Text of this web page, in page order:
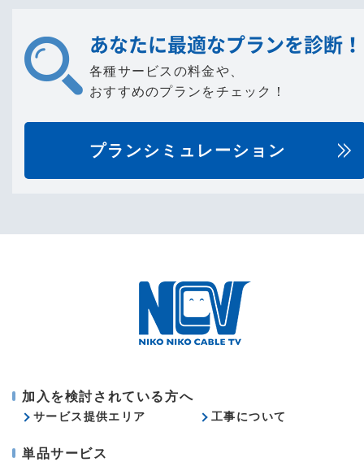
あなたに最適なプランを診断！
各種サービスの料金や、
おすすめのプランをチェック！
プランシミュレーション
加入を検討されている方へ
サービス提供エリア 工事について
単品サービス